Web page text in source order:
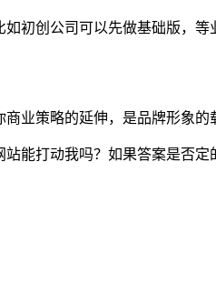
初创公司可以先做基础版，
业策略的延伸，是品牌形象
能打动我吗？如果答案是否